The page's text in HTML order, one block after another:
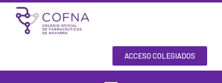
Skip
content
ACCESO COLEGIADOS